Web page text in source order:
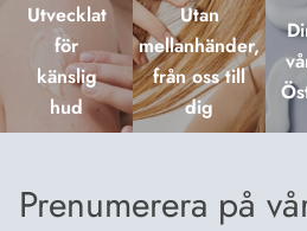
Utvecklat
för
känslig
hud
Utan
mellanhänder,
från oss till
dig
Prenumerera på